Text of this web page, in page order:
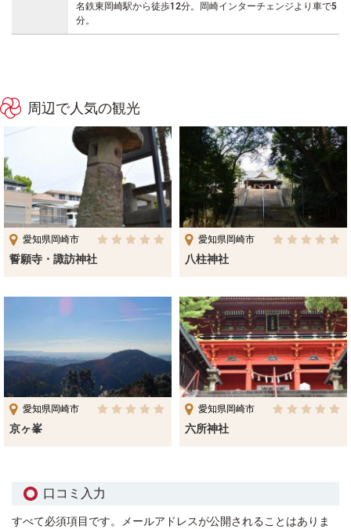
名鉄東岡崎駅から徒歩12分。岡崎インターチェンジより車で5
分。
周辺で人気の観光
愛知県岡崎市
誓願寺・諏訪神社
愛知県岡崎市
八柱神社
愛知県岡崎市
京ヶ峯
愛知県岡崎市
六所神社
口コミ入力
すべて必須項目です。メールアドレスが公開されることはありま